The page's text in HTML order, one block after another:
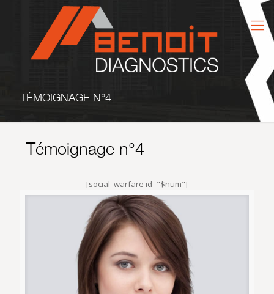
TÉMOIGNAGE N°4
Témoignage n°4
[social_warfare id="$num"]